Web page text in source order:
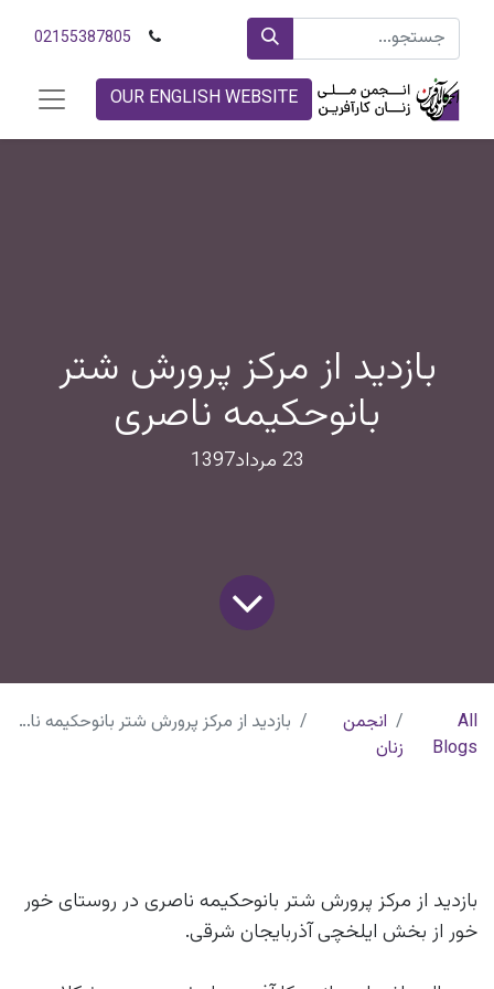
02155387805
OUR ENGLISH WEBSITE
بازدید از مرکز پرورش شتر
بانو‌حکیمه ناصری
23 مرداد1397
All
Blogs
انجمن
زنان
بازدید از مرکز پرورش شتر بانو‌حکیمه ناصری
بازدید از مرکز پرورش شتر بانو‌حکیمه ناصری در روستای خور
خور از بخش ایلخچی آذربایجان شرقی.